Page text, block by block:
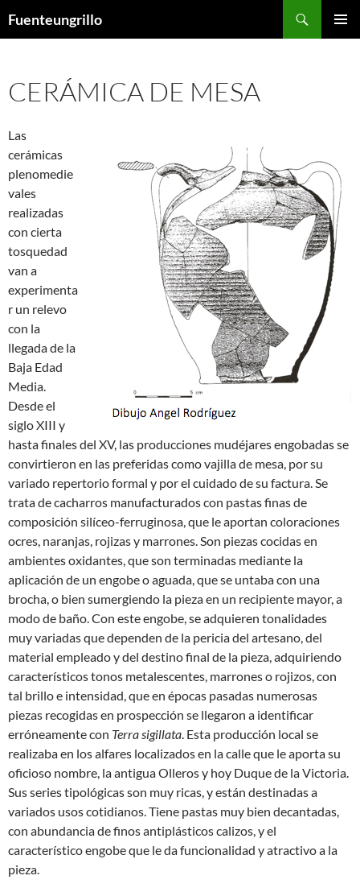
Fuenteungrillo
CERÁMICA DE MESA
Las
cerámicas
plenomedie
vales
realizadas
con cierta
tosquedad
van a
experimenta
r un relevo
con la
llegada de la
Baja Edad
Media.
Desde el
siglo XIII y
hasta finales del XV, las producciones mudéjares engobadas se
convirtieron en las preferidas como vajilla de mesa, por su
variado repertorio formal y por el cuidado de su factura. Se
trata de cacharros manufacturados con pastas finas de
composición silíceo-ferruginosa, que le aportan coloraciones
ocres, naranjas, rojizas y marrones. Son piezas cocidas en
ambientes oxidantes, que son terminadas mediante la
aplicación de un engobe o aguada, que se untaba con una
brocha, o bien sumergiendo la pieza en un recipiente mayor, a
modo de baño. Con este engobe, se adquieren tonalidades
muy variadas que dependen de la pericia del artesano, del
material empleado y del destino final de la pieza, adquiriendo
característicos tonos metalescentes, marrones o rojizos, con
tal brillo e intensidad, que en épocas pasadas numerosas
piezas recogidas en prospección se llegaron a identificar
erróneamente con Terra sigillata. Esta producción local se
realizaba en los alfares localizados en la calle que le aporta su
oficioso nombre, la antigua Olleros y hoy Duque de la Victoria.
Sus series tipológicas son muy ricas, y están destinadas a
variados usos cotidianos. Tiene pastas muy bien decantadas,
con abundancia de finos antiplásticos calizos, y el
característico engobe que le da funcionalidad y atractivo a la
pieza.